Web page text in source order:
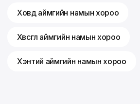
Ховд аймгийн намын хороо
Хөвсгөл аймгийн намын хороо
Хэнтий аймгийн намын хороо